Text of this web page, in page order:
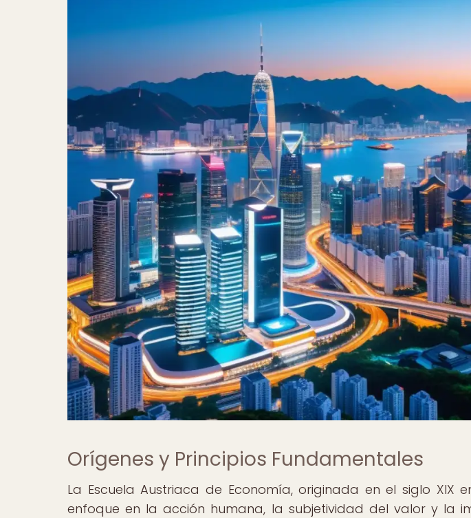
Orígenes y Principios Fundamentales
La Escuela Austriaca de Economía, originada en el siglo XIX
enfoque en la acción humana, la subjetividad del valor y la